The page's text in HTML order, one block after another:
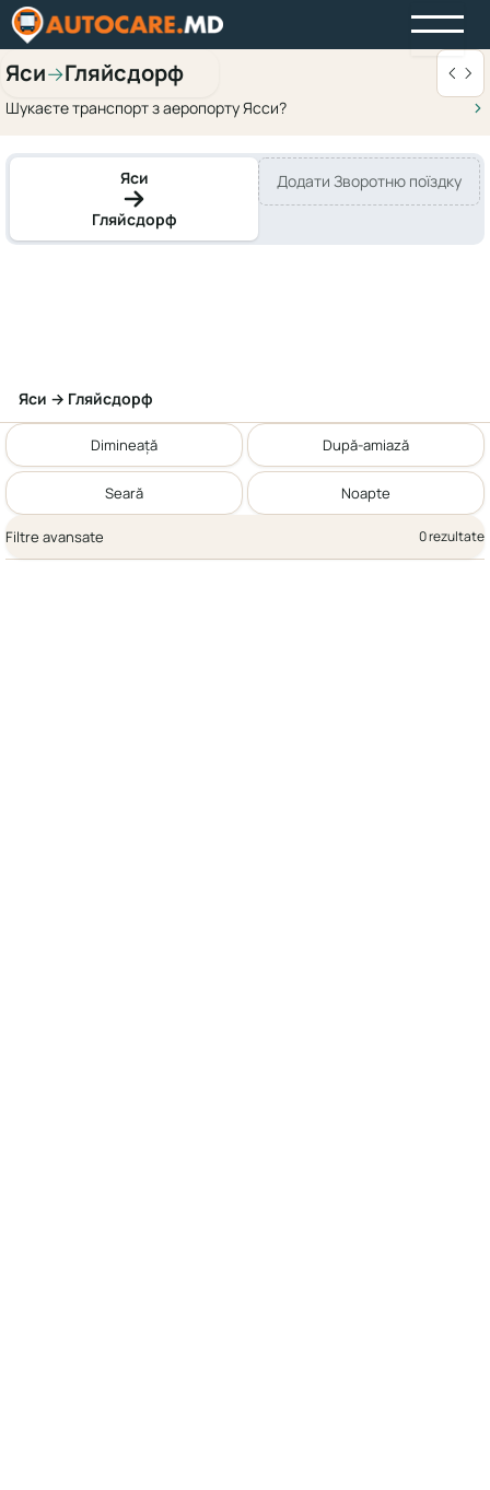
Яси→Гляйсдорф
Шукаєте транспорт з аеропорту Ясси?
Яси
Гляйсдорф
Додати Зворотню поїздку
Яси → Гляйсдорф
Dimineață După-amiază
Seară Noapte
Filtre avansate 0 rezultate